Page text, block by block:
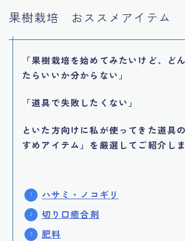
果樹栽培 おススメアイテム
「果樹栽培を始めてみたいけど、ど
たらいいか分からない」
「道具で失敗したくない」
といた方向けに私が使ってきた道具
すめアイテム」を厳選してご紹介しま
ハサミ・ノコギリ
切り口癒合剤
肥料